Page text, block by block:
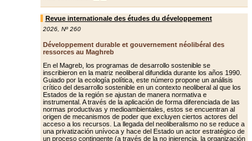
Revue internationale des études du développement
2026, Nº 260
Développement durable et gouvernement néolibéral des
ressorces au Maghreb
En el Magreb, los programas de desarrollo sostenible se
inscribieron en la matriz neoliberal difundida durante los años 1990.
Guiado por la ecología política, este número propone un análisis
crítico del desarrollo sostenible en un contexto neoliberal al que los
Estados de la región se ajustan de manera normativa e
instrumental. A través de la aplicación de forma diferenciada de las
normas productivas y medioambientales, estos se encuentran al
origen de mecanismos de poder que excluyen ciertos actores del
acceso a los recursos. La llegada del neoliberalismo no se reduce a
una privatización unívoca y hace del Estado un actor estratégico de
un proceso contingente (a través de la no injerencia, la organización